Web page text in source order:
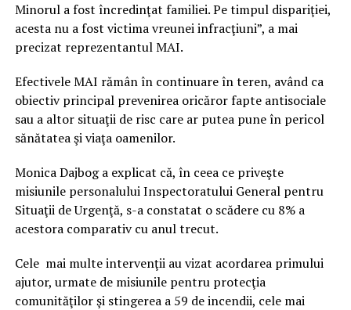
Minorul a fost încredinţat familiei. Pe timpul dispariţiei,
acesta nu a fost victima vreunei infracţiuni”, a mai
precizat reprezentantul MAI.
Efectivele MAI rămân în continuare în teren, având ca
obiectiv principal prevenirea oricăror fapte antisociale
sau a altor situaţii de risc care ar putea pune în pericol
sănătatea şi viaţa oamenilor.
Monica Dajbog a explicat că, în ceea ce priveşte
misiunile personalului Inspectoratului General pentru
Situaţii de Urgenţă, s-a constatat o scădere cu 8% a
acestora comparativ cu anul trecut.
Cele mai multe intervenţii au vizat acordarea primului
ajutor, urmate de misiunile pentru protecţia
comunităţilor şi stingerea a 59 de incendii, cele mai